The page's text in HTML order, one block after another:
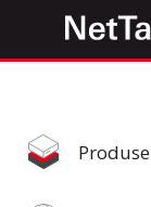
Produse